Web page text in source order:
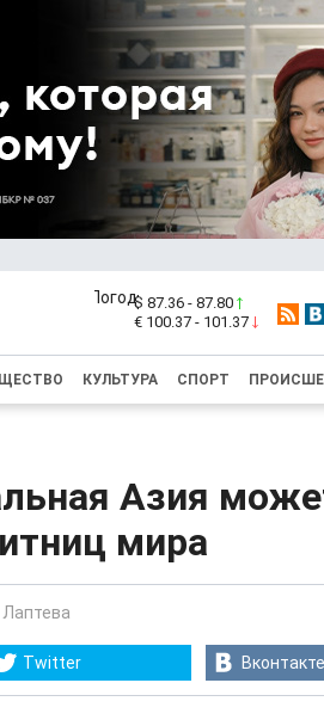
$ 87.36 - 87.80
€ 100.37 - 101.37
КУЛЬТУРА СПОРТ
Азия
мира
Twitter Вконтакте